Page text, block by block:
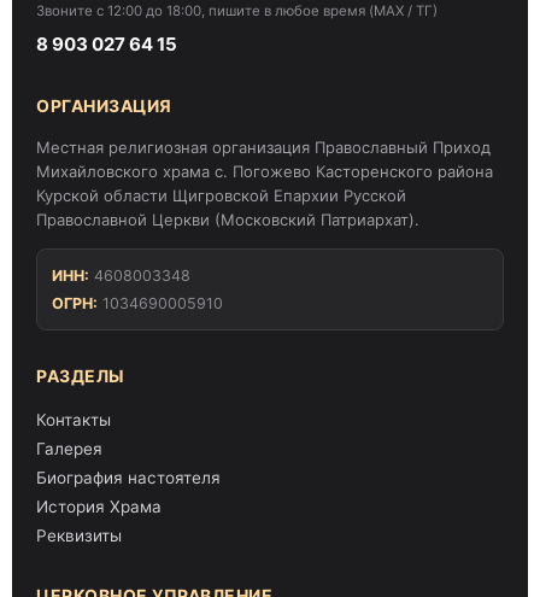
Звоните с 12:00 до 18:00, пишите в любое время (MAX / ТГ)
8 903 027 64 15
ОРГАНИЗАЦИЯ
Местная религиозная организация Православный Приход
Михайловского храма с. Погожево Касторенского района
Курской области Щигровской Епархии Русской
Православной Церкви (Московский Патриархат).
ИНН: 4608003348
ОГРН: 1034690005910
РАЗДЕЛЫ
Контакты
Галерея
Биография настоятеля
История Храма
Реквизиты